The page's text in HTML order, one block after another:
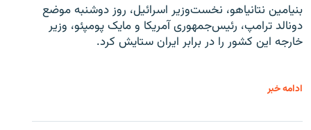
بنیامین نتانیاهو، نخست‌وزیر اسرائیل، روز دوشنبه موضع
دونالد ترامپ، رئیس‌جمهوری آمریکا و مایک پومپئو، وزیر
خارجه این کشور را در برابر ایران ستایش کرد.
ادامه خبر